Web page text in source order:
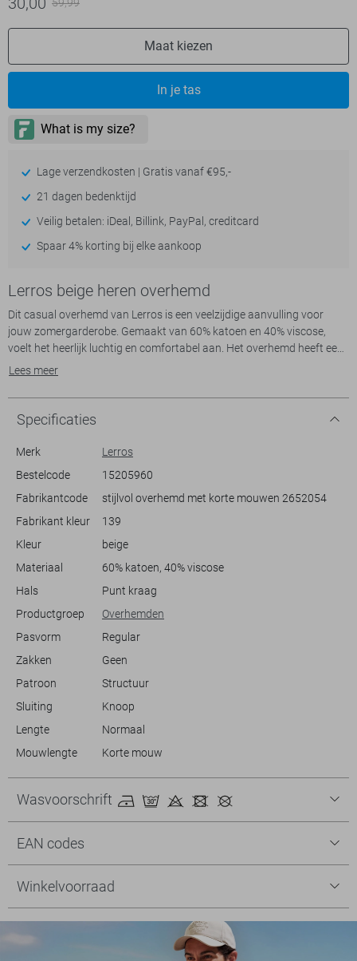
59,99
Maat kiezen
In je tas
Lage verzendkosten | Gratis vanaf €95,-
21 dagen bedenktijd
Veilig betalen: iDeal, Billink, PayPal, creditcard
Spaar 4% korting bij elke aankoop
Lerros beige heren overhemd
Dit casual overhemd van Lerros is een veelzijdige aanvulling voor
jouw zomergarderobe. Gemaakt van 60% katoen en 40% viscose,
voelt het heerlijk luchtig en comfortabel aan. Het overhemd heeft een
regular fit, wat zorgt voor een ontspannen, stijlvolle uitstraling. Het
look zonder te opvallend te zijn. Met de klassieke puntkraag en de
knoopsluiting laat je makkelijk jouw persoonlijke stijl zien.
Het Lerros overhemd is een ideale match voor informele
in de tuin, het ontwerp met korte mouwen zorgt voor een aangenaam
draagcomfort. De normale lengte maakt het gemakkelijk te
combineren met zowel een casual jeans als een nette chino. Dit
past bij diverse outfits en settings, van een zonnige dag tot een
ontspannen avond.
Lees meer
Specificaties
Merk
Lerros
Bestelcode
15205960
Fabrikantcode
stijlvol overhemd met korte mouwen 2652054
Fabrikant kleur
139
Kleur
beige
Materiaal
60% katoen, 40% viscose
Hals
Punt kraag
Productgroep
Overhemden
Pasvorm
Regular
Zakken
Geen
Patroon
Structuur
Sluiting
Knoop
Lengte
Normaal
Mouwlengte
Korte mouw
Wasvoorschrift
EAN codes
Winkelvoorraad